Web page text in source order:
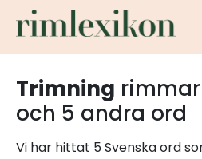
Trimning
och 5 andra ord
Vi har hittat 5 Svenska ord